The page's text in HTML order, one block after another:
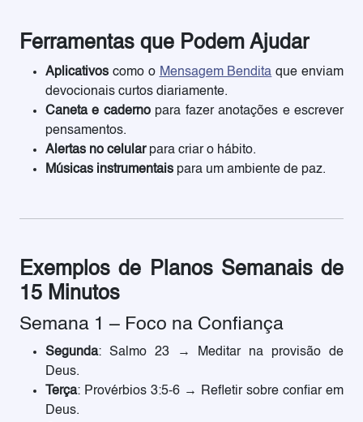
Ferramentas que Podem Ajudar
Aplicativos como o Mensagem Bendita que enviam
devocionais curtos diariamente.
Caneta e cadernopara fazer anotações e escrever
pensamentos.
Alertas no celularpara criar o hábito.
Músicas instrumentais para um ambiente de paz.
Exemplos de Planos Semanais de
15 Minutos
Semana 1 – Foco na Confiança
Segunda: Salmo 23 → Meditar na provisão de
Deus.
Terça: Provérbios 3:5-6 → Refletir sobre confiar em
Deus.